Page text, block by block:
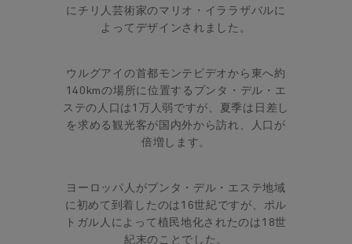
にチリ人芸術家のマリオ・イララザバルに
よってデザインされました。
ウルグアイの首都モンテビデオから東へ約
140kmの場所に位置するプンタ・デル・エ
ステの人口は1万人弱ですが、夏季は日差し
を求める観光客が国内外から訪れ、人口が
倍増します。
ヨーロッパ人がプンタ・デル・エステ地域
に初めて到着したのは16世紀ですが、ポル
トガル人によって植民地化されたのは18世
紀末のことでした。